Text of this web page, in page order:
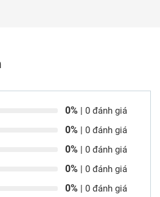
0% | 0 đánh giá
0% | 0 đánh giá
0% | 0 đánh giá
0% | 0 đánh giá
0% | 0 đánh giá